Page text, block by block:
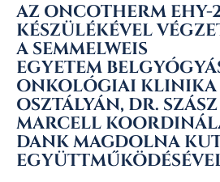
AZ ONCOTHERM EHY-
KÉSZÜLÉKÉVEL
ASEMMELWEIS
EGYETEM
ONKOLÓGIAI
OSZTÁLYÁN, DR. SZÁSZ
MARCELL
DANK MAGDOLNA